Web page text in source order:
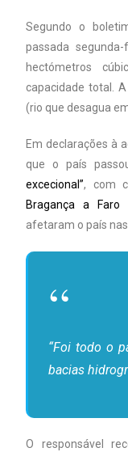
Segundo o
passada
hectómetros
capacidade total.
(rio que desagua
Em declarações à
que o país
excecional”, com
Bragança a Faro
afetaram o país
“Foi todo o
bacias
O responsável